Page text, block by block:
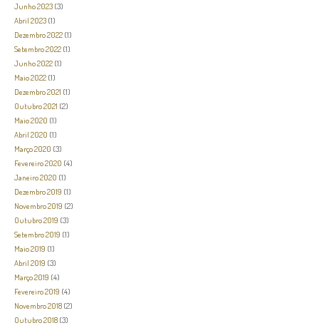
Junho 2023 (3)
Abril 2023 (1)
Dezembro 2022 (1)
Setembro 2022 (1)
Junho 2022 (1)
Maio 2022 (1)
Dezembro 2021 (1)
Outubro 2021 (2)
Maio 2020 (1)
Abril 2020 (1)
Março 2020 (3)
Fevereiro 2020 (4)
Janeiro 2020 (1)
Dezembro 2019 (1)
Novembro 2019 (2)
Outubro 2019 (3)
Setembro 2019 (1)
Maio 2019 (1)
Abril 2019 (3)
Março 2019 (4)
Fevereiro 2019 (4)
Novembro 2018 (2)
Outubro 2018 (3)